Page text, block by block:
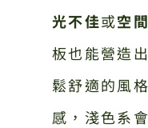
光不佳或空
板也能營造出
鬆舒適的風
感，淺色系